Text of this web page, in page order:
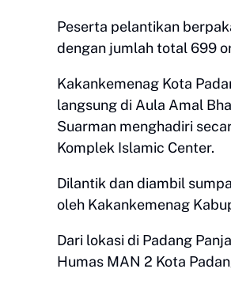
Peserta pelantikan
dengan jumlah total 699
Kakankemenag Kota
langsung di Aula Amal
Suarman menghadiri
Komplek Islamic Center.
Dilantik dan diambil
oleh Kakankemenag
Dari lokasi di Padang
Humas MAN 2 Kota